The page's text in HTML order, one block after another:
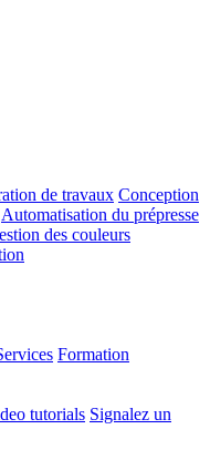
de travaux Conception
Automatisation du prépresse
des couleurs
Formation
tutorials Signalez un